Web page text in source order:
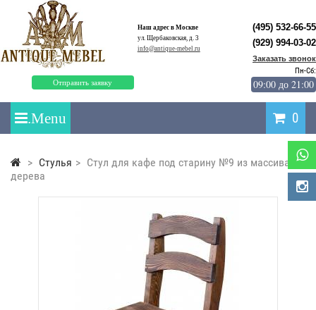
Наш адрес в Москве
ул. Щербаковская, д. 3
info@antique-mebel.ru
Отправить заявку
(495) 532-66-55
(929) 994-03-02
Заказать звонок
Пн-Сб:
09:00 до 21:00
0
> Стулья > Стул для кафе под старину №9 из массива
дерева